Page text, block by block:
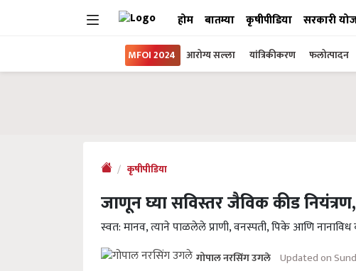
होम बातम्या कृषीपीडिया सरकारी
MFOI 2024 आरोग्य सल्ला यांत्रिकीकरण फलोत्पादन
कृषीपीडिया
जाणून घ्या सविस्तर जैविक कीड
स्वत: मानव, त्याने पाळलेले प्राणी, वनस्पती, पिके आणि नानाविध
गोपाल नरसिंग उगले Updated on